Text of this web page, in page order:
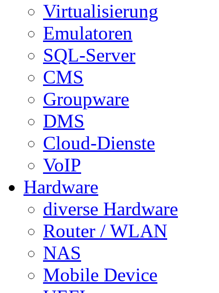
Virtualisierung
Emulatoren
SQL-Server
CMS
Groupware
DMS
Cloud-Dienste
VoIP
Hardware
diverse Hardware
Router / WLAN
NAS
Mobile Device